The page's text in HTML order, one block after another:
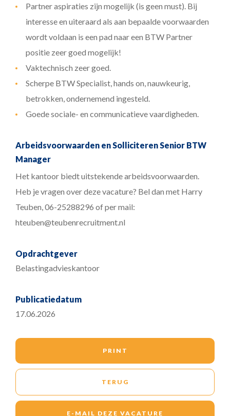
Partner aspiraties zijn mogelijk (is geen must). Bij
interesse en uiteraard als aan bepaalde voorwaarden
wordt voldaan is een pad naar een BTW Partner
positie zeer goed mogelijk!
Vaktechnisch zeer goed.
Scherpe BTW Specialist, hands on, nauwkeurig,
betrokken, ondernemend ingesteld.
Goede sociale- en communicatieve vaardigheden.
Arbeidsvoorwaarden en Solliciteren Senior BTW
Manager
Het kantoor biedt uitstekende arbeidsvoorwaarden.
Heb je vragen over deze vacature? Bel dan met Harry
Teuben, 06-25288296 of per mail:
hteuben@teubenrecruitment.nl
Opdrachtgever
Belastingadvieskantoor
Publicatiedatum
17.06.2026